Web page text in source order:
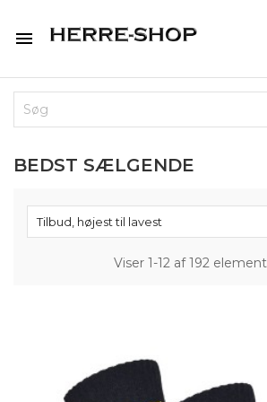

BEDST SÆLGENDE
Tilbud, højest til lavest
Viser 1-12 af 192